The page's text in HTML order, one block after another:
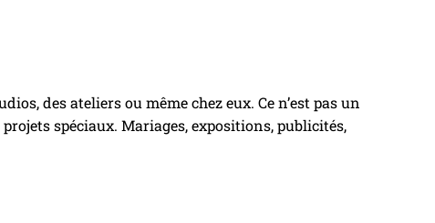
des ateliers ou même chez eux. Ce n’est pas un
spéciaux. Mariages, expositions, publicités,